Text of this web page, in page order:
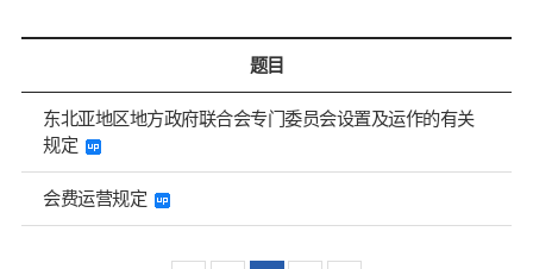
题目
东北亚地区地方政府联合会专门委员会设置及运作的有关
规定
会费运营规定